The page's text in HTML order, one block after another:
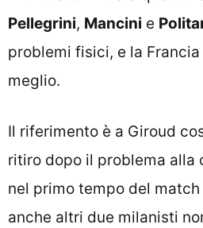
Pellegrini, Mancini e
problemi fisici, e la Francia
meglio.
Il riferimento è a Giroud
ritiro dopo il problema alla
nel primo tempo del match
anche altri due milanisti